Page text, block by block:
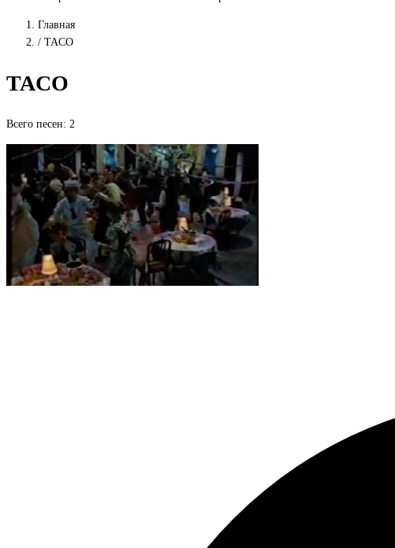
Главная
/ TACO
TACO
Всего песен: 2